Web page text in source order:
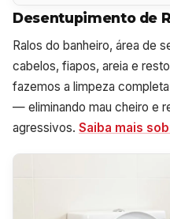
Desentupimento de
Ralos do banheiro, área de
cabelos, fiapos, areia e
fazemos a limpeza
— eliminando mau cheiro e
agressivos. Saiba mais